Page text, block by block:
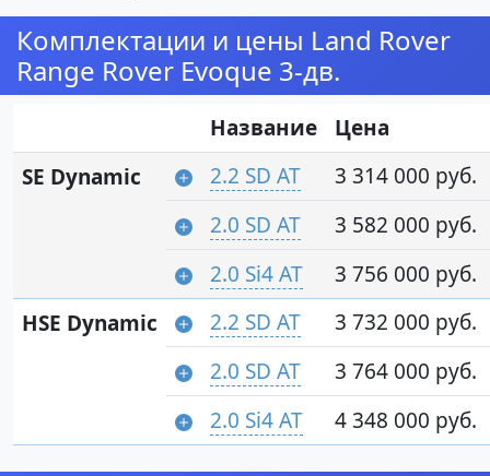
Комплектации и цены Land Rover
Range Rover Evoque 3-дв.
Название
Цена
SE Dynamic
2.2 SD AT
3 314 000 руб.
2.0 SD AT
3 582 000 руб.
2.0 Si4 AT
3 756 000 руб.
HSE Dynamic
2.2 SD AT
3 732 000 руб.
2.0 SD AT
3 764 000 руб.
2.0 Si4 AT
4 348 000 руб.